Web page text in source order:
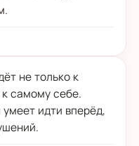
не только к
самому себе.
идти вперёд,